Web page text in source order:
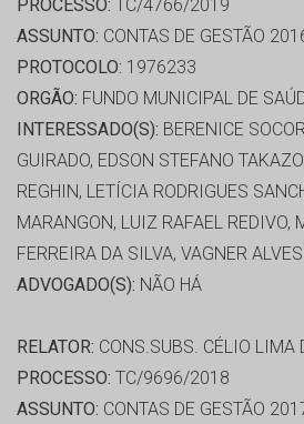
PROCESSO: TC/4766/2019
ASSUNTO: CONTAS DE GESTÃO
PROTOCOLO: 1976233
ORGÃO: FUNDO MUNICIPAL DE
INTERESSADO(S): BERENICE
GUIRADO, EDSON STEFANO
REGHIN, LETÍCIA RODRIGUES
MARANGON, LUIZ RAFAEL REDIVO,
FERREIRA DA SILVA, VAGNER
ADVOGADO(S): NÃO HÁ
RELATOR: CONS.SUBS. CÉLIO LIMA
PROCESSO: TC/9696/2018
ASSUNTO: CONTAS DE GESTÃO